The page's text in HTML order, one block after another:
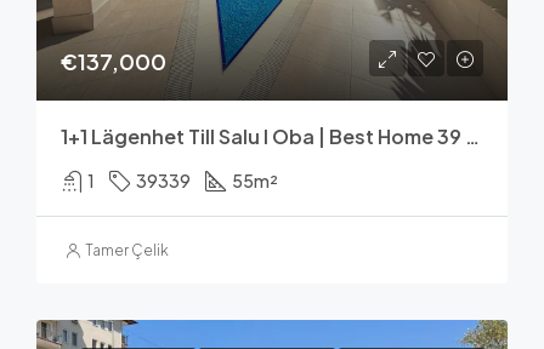
€137,000
1+1 Lägenhet Till Salu I Oba | Best Home 39 Select
1 39339 55m²
Tamer Çelik